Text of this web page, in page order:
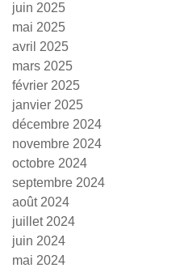
juin 2025
mai 2025
avril 2025
mars 2025
février 2025
janvier 2025
décembre 2024
novembre 2024
octobre 2024
septembre 2024
août 2024
juillet 2024
juin 2024
mai 2024